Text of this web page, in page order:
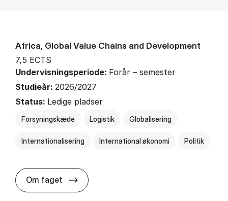
Africa, Global Value Chains and Development
7,5 ECTS
Undervisningsperiode: Forår – semester
Studieår: 2026/2027
Status: Ledige pladser
Forsyningskæde Logistik Globalisering
Internationalisering International økonomi Politik
Om faget about